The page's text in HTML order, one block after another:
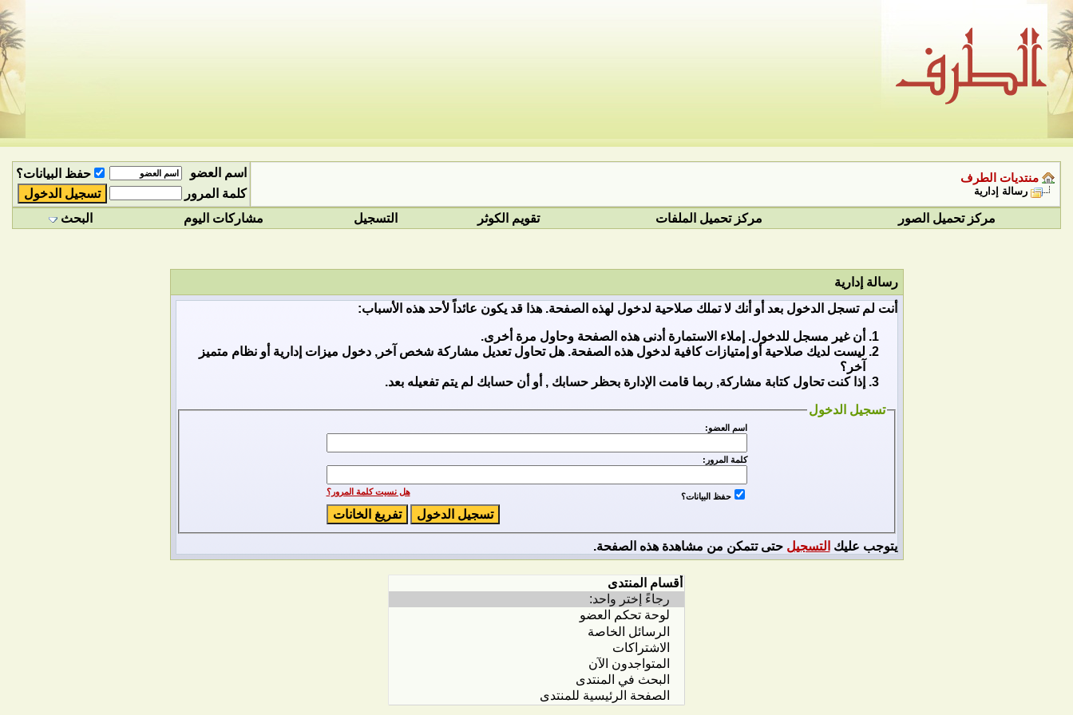
منتديات الطرف
رسالة إدارية
اسم العضو
حفظ البيانات؟
كلمة المرور
مركز تحميل الصور
مركز تحميل الملفات تقويم الكوثر التسجيل مشاركات اليوم البحث
رسالة إدارية
أنت لم تسجل الدخول بعد أو أنك لا تملك صلاحية لدخول لهذه الصفحة. هذا قد يكون عائداً لأحد هذه الأسباب:
أن غير مسجل للدخول. إملاء الاستمارة أدنى هذه الصفحة وحاول مرة أخرى.
ليست لديك صلاحية أو إمتيازات كافية لدخول هذه الصفحة. هل تحاول تعديل مشاركة شخص آخر, دخول ميزات إدارية أو نظام متميز
آخر؟
إذا كنت تحاول كتابة مشاركة, ربما قامت الإدارة بحظر حسابك , أو أن حسابك لم يتم تفعيله بعد.
تسجيل الدخول
اسم العضو:
كلمة المرور:
هل نسيت كلمة المرور؟ حفظ البيانات؟
يتوجب عليك التسجيل حتى تتمكن من مشاهدة هذه الصفحة.